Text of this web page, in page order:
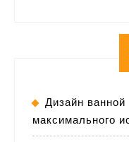
Дизайн
максимального